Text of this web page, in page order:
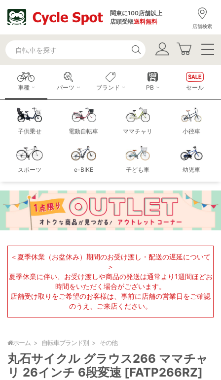
関東に100店舗以上
店頭受取送料無料
店舗検索
車種
子供乗せ 電動自転車 ママチャリ 小径車
スポーツ e-BIKE 子ども車 幼児車
パーツ ブランド PB セール
＜夏季休業（お盆休み）期間のお受け渡し・配送の遅延について
＞
夏季休業に伴い、お受け渡しや商品の発送は通常より1週間ほどお
時間をいただく場合がございます。
店舗受け取りをご希望のお客様は、事前に店舗の営業日をご確認
のうえ、ご来店ください。
ホーム 自転車ブランド別 その他
丸石サイクル グラウス266 ママチャ
リ 26インチ 6段変速 [FATP266RZ]